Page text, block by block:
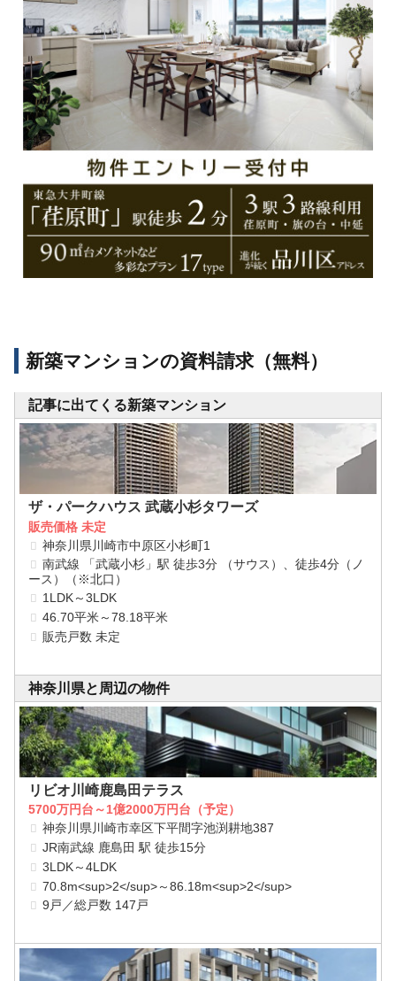
新築マンションの資料請求（無料）
記事に出てくる新築マンション
ザ・パークハウス 武蔵小杉タワーズ
販売価格 未定
神奈川県川崎市中原区小杉町1
南武線 「武蔵小杉」駅 徒歩3分 （サウス）、徒歩4分（ノ
ース）（※北口）
1LDK～3LDK
46.70平米～78.18平米
販売戸数 未定
神奈川県と周辺の物件
リビオ川崎鹿島田テラス
5700万円台～1億2000万円台（予定）
神奈川県川崎市幸区下平間字池渕耕地387
JR南武線 鹿島田 駅 徒歩15分
3LDK～4LDK
70.8m<sup>2</sup>～86.18m<sup>2</sup>
9戸／総戸数 147戸